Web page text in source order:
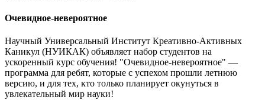
Очевидное-невероятное
Научный Универсальный Институт Креативно-Активных
Каникул (НУИКАК) объявляет набор студентов на
ускоренный курс обучения! "Очевидное-невероятное" —
программа для ребят, которые с успехом прошли летнюю
версию, и для тех, кто только планирует окунуться в
увлекательный мир науки!